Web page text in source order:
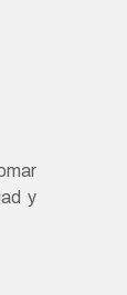
y